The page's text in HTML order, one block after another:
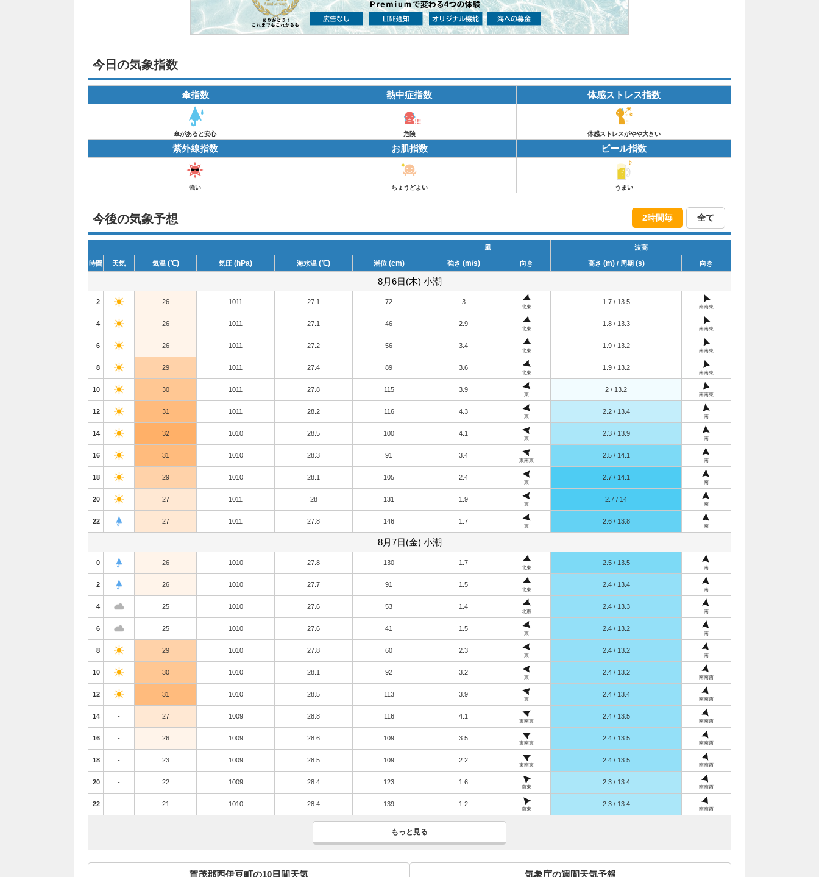
今日の気象指数
傘指数 熱中症指数 体感ストレス指数
傘があると安心 危険 体感ストレスがやや大きい
紫外線指数 お肌指数 ビール指数
強い ちょうどよい うまい
今後の気象予想 2時間毎 全て
風 波高
時間 天気 気温 (℃) 気圧 (hPa) 海水温 (℃) 潮位 (cm) 強さ (m/s) 向き 高さ (m)/ 周期 (s) 向き
8月6日(木) 小潮
2 26 1011 27.1 72 3
北東
1.7 / 13.5
南南東
4 26 1011 27.1 46 2.9
北東
1.8 / 13.3
南南東
6 26 1011 27.2 56 3.4
北東
1.9 / 13.2
南南東
8 29 1011 27.4 89 3.6
北東
1.9 / 13.2
南南東
10 30 1011 27.8 115 3.9
東
2 / 13.2
南南東
12 31 1011 28.2 116 4.3
東
2.2 / 13.4
南
14 32 1010 28.5 100 4.1
東
2.3 / 13.9
南
16 31 1010 28.3 91 3.4
東南東
2.5 / 14.1
南
18 29 1010 28.1 105 2.4
東
2.7 / 14.1
南
20 27 1011 28 131 1.9
東
2.7 / 14
南
22 27 1011 27.8 146 1.7
東
2.6 / 13.8
南
8月7日(金) 小潮
0 26 1010 27.8 130 1.7
北東
2.5 / 13.5
南
2 26 1010 27.7 91 1.5
北東
2.4 / 13.4
南
4 25 1010 27.6 53 1.4
北東
2.4 / 13.3
南
6 25 1010 27.6 41 1.5
東
2.4 / 13.2
南
8 29 1010 27.8 60 2.3
東
2.4 / 13.2
南
10 30 1010 28.1 92 3.2
東
2.4 / 13.2
南南西
12 31 1010 28.5 113 3.9
東
2.4 / 13.4
南南西
14 - 27 1009 28.8 116 4.1
東南東
2.4 / 13.5
南南西
16 - 26 1009 28.6 109 3.5
東南東
2.4 / 13.5
南南西
18 - 23 1009 28.5 109 2.2
東南東
2.4 / 13.5
南南西
20 - 22 1009 28.4 123 1.6
南東
2.3 / 13.4
南南西
22 - 21 1010 28.4 139 1.2
南東
2.3 / 13.4
南南西
もっと見る
賀茂郡西伊豆町の10日間天気 気象庁の週間天気予報